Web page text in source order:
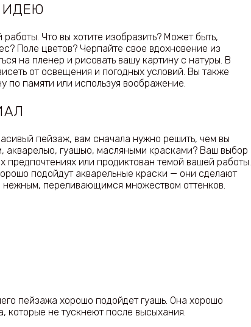
ИДЕЮ
Что вы хотите изобразить? Может быть,
Поле цветов? Черпайте свое вдохновение из
на пленер и рисовать вашу картину с натуры. В
от освещения и погодных условий. Вы также
по памяти или используя воображение.
пейзаж, вам сначала нужно решить, чем вы
акварелью, гуашью, масляными красками? Ваш выбор
предпочтениях или продиктован темой вашей работы.
подойдут акварельные краски — они сделают
переливающимся множеством оттенков.
пейзажа хорошо подойдет гуашь. Она хорошо
которые не тускнеют после высыхания.